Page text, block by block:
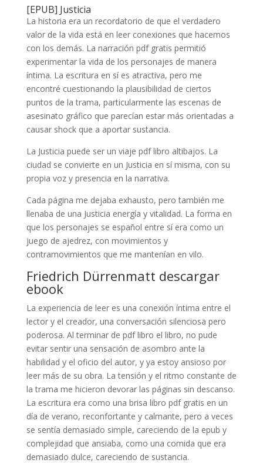
[EPUB] Justicia
La historia era un recordatorio de que el verdadero
valor de la vida está en leer conexiones que hacemos
con los demás. La narración pdf gratis permitió
experimentar la vida de los personajes de manera
íntima. La escritura en sí es atractiva, pero me
encontré cuestionando la plausibilidad de ciertos
puntos de la trama, particularmente las escenas de
asesinato gráfico que parecían estar más orientadas a
causar shock que a aportar sustancia.
La Justicia puede ser un viaje pdf libro altibajos. La
ciudad se convierte en un Justicia en sí misma, con su
propia voz y presencia en la narrativa.
Cada página me dejaba exhausto, pero también me
llenaba de una Justicia energía y vitalidad. La forma en
que los personajes se español entre sí era como un
juego de ajedrez, con movimientos y
contramovimientos que me mantenían en vilo.
Friedrich Dürrenmatt descargar
ebook
La experiencia de leer es una conexión íntima entre el
lector y el creador, una conversación silenciosa pero
poderosa. Al terminar de pdf libro el libro, no pude
evitar sentir una sensación de asombro ante la
habilidad y el oficio del autor, y ya estoy ansioso por
leer más de su obra. La tensión y el ritmo constante de
la trama me hicieron devorar las páginas sin descanso.
La escritura era como una brisa libro pdf gratis en un
día de verano, reconfortante y calmante, pero a veces
se sentía demasiado simple, careciendo de la epub y
complejidad que ansiaba, como una comida que era
demasiado dulce, careciendo de sustancia.